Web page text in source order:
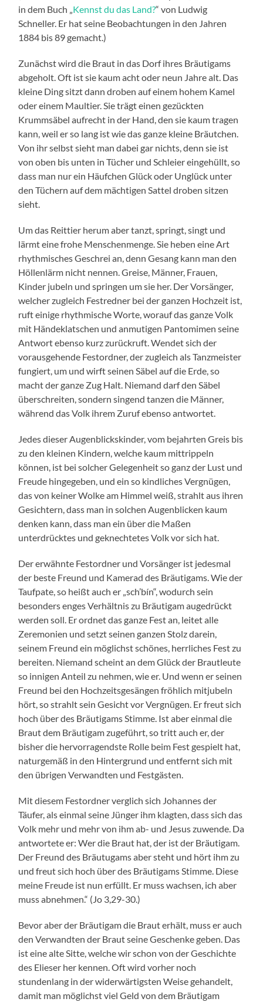
in dem Buch „Kennst du das Land?“ von Ludwig
Schneller. Er hat seine Beobachtungen in den Jahren
1884 bis 89 gemacht.)
Zunächst wird die Braut in das Dorf ihres Bräutigams
abgeholt. Oft ist sie kaum acht oder neun Jahre alt. Das
kleine Ding sitzt dann droben auf einem hohem Kamel
oder einem Maultier. Sie trägt einen gezückten
Krummsäbel aufrecht in der Hand, den sie kaum tragen
kann, weil er so lang ist wie das ganze kleine Bräutchen.
Von ihr selbst sieht man dabei gar nichts, denn sie ist
von oben bis unten in Tücher und Schleier eingehüllt, so
dass man nur ein Häufchen Glück oder Unglück unter
den Tüchern auf dem mächtigen Sattel droben sitzen
sieht.
Um das Reittier herum aber tanzt, springt, singt und
lärmt eine frohe Menschenmenge. Sie heben eine Art
rhythmisches Geschrei an, denn Gesang kann man den
Höllenlärm nicht nennen. Greise, Männer, Frauen,
Kinder jubeln und springen um sie her. Der Vorsänger,
welcher zugleich Festredner bei der ganzen Hochzeit ist,
ruft einige rhythmische Worte, worauf das ganze Volk
mit Händeklatschen und anmutigen Pantomimen seine
Antwort ebenso kurz zurückruft. Wendet sich der
vorausgehende Festordner, der zugleich als Tanzmeister
fungiert, um und wirft seinen Säbel auf die Erde, so
macht der ganze Zug Halt. Niemand darf den Säbel
überschreiten, sondern singend tanzen die Männer,
während das Volk ihrem Zuruf ebenso antwortet.
Jedes dieser Augenblickskinder, vom bejahrten Greis bis
zu den kleinen Kindern, welche kaum mittrippeln
können, ist bei solcher Gelegenheit so ganz der Lust und
Freude hingegeben, und ein so kindliches Vergnügen,
das von keiner Wolke am Himmel weiß, strahlt aus ihren
Gesichtern, dass man in solchen Augenblicken kaum
denken kann, dass man ein über die Maßen
unterdrücktes und geknechtetes Volk vor sich hat.
Der erwähnte Festordner und Vorsänger ist jedesmal
der beste Freund und Kamerad des Bräutigams. Wie der
Taufpate, so heißt auch er „sch’bín“, wodurch sein
besonders enges Verhältnis zu Bräutigam augedrückt
werden soll. Er ordnet das ganze Fest an, leitet alle
Zeremonien und setzt seinen ganzen Stolz darein,
seinem Freund ein möglichst schönes, herrliches Fest zu
bereiten. Niemand scheint an dem Glück der Brautleute
so innigen Anteil zu nehmen, wie er. Und wenn er seinen
Freund bei den Hochzeitsgesängen fröhlich mitjubeln
hört, so strahlt sein Gesicht vor Vergnügen. Er freut sich
hoch über des Bräutigams Stimme. Ist aber einmal die
Braut dem Bräutigam zugeführt, so tritt auch er, der
bisher die hervorragendste Rolle beim Fest gespielt hat,
naturgemäß in den Hintergrund und entfernt sich mit
den übrigen Verwandten und Festgästen.
Mit diesem Festordner verglich sich Johannes der
Täufer, als einmal seine Jünger ihm klagten, dass sich das
Volk mehr und mehr von ihm ab- und Jesus zuwende. Da
antwortete er: Wer die Braut hat, der ist der Bräutigam.
Der Freund des Bräutugams aber steht und hört ihm zu
und freut sich hoch über des Bräutigams Stimme. Diese
meine Freude ist nun erfüllt. Er muss wachsen, ich aber
muss abnehmen.“ (Jo 3,29-30.)
Bevor aber der Bräutigam die Braut erhält, muss er auch
den Verwandten der Braut seine Geschenke geben. Das
ist eine alte Sitte, welche wir schon von der Geschichte
des Elieser her kennen. Oft wird vorher noch
stundenlang in der widerwärtigsten Weise gehandelt,
damit man möglichst viel Geld von dem Bräutigam